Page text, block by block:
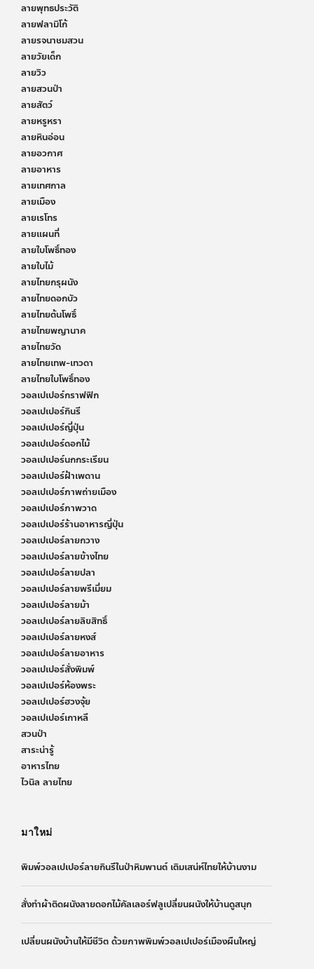
ลายพุทธประวัติ
ลายฟลามิโก้
ลายรจนาชมสวน
ลายวัยเด็ก
ลายวิว
ลายสวนป่า
ลายสัตว์
ลายหรูหรา
ลายหินอ่อน
ลายอวกาศ
ลายอาหาร
ลายเทศกาล
ลายเมือง
ลายเรโทร
ลายแผนที่
ลายใบโพธิ์ทอง
ลายใบไม้
ลายไทยกรุผนัง
ลายไทยดอกบัว
ลายไทยต้นโพธิ์
ลายไทยพญานาค
ลายไทยวัด
ลายไทยเทพ-เทวดา
ลายไทยใบโพธิ์ทอง
วอลเปเปอร์กราฟฟิก
วอลเปเปอร์กินรี
วอลเปเปอร์ญี่ปุ่น
วอลเปเปอร์ดอกไม้
วอลเปเปอร์นกกระเรียน
วอลเปเปอร์ฝ้าเพดาน
วอลเปเปอร์ภาพถ่ายเมือง
วอลเปเปอร์ภาพวาด
วอลเปเปอร์ร้านอาหารญี่ปุ่น
วอลเปเปอร์ลายกวาง
วอลเปเปอร์ลายข้างไทย
วอลเปเปอร์ลายปลา
วอลเปเปอร์ลายพรีเมี่ยม
วอลเปเปอร์ลายม้า
วอลเปเปอร์ลายลิขสิทธิ์
วอลเปเปอร์ลายหงส์
วอลเปเปอร์ลายอาหาร
วอลเปเปอร์สั่งพิมพ์
วอลเปเปอร์ห้องพระ
วอลเปเปอร์ฮวงจุ้ย
วอลเปเปอร์เกาหลี
สวนป่า
สาระน่ารู้
อาหารไทย
ไวนิล ลายไทย
มาใหม่
พิมพ์วอลเปเปอร์ลายกินรีในป่าหิมพานต์ เติมเสน่ห์ไทยให้บ้านงาม
สั่งทำผ้าติดผนังลายดอกไม้คัลเลอร์ฟลูเปลี่ยนผนังให้บ้านดูสนุก
เปลี่ยนผนังบ้านให้มีชีวิต ด้วยภาพพิมพ์วอลเปเปอร์เมืองผืนใหญ่